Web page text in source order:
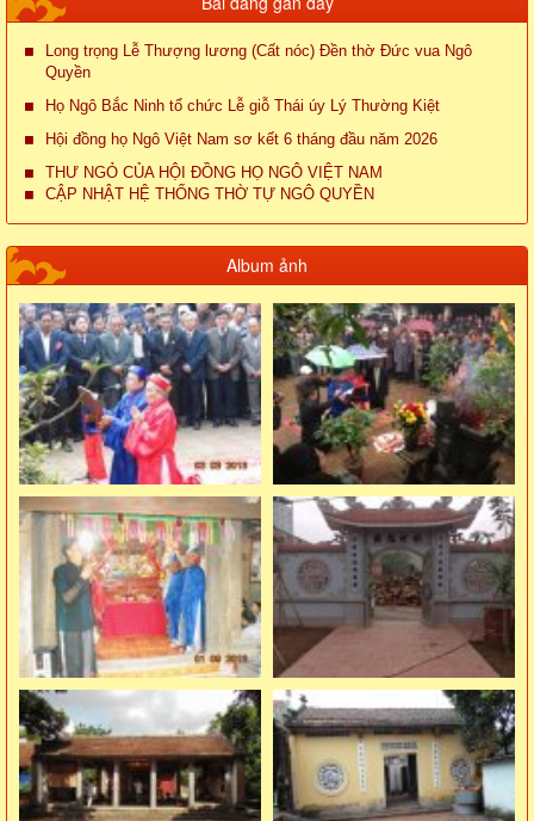
Long trọng Lễ Thượng lương (Cất nóc) Đền thờ Đức vua Ngô
Quyền
Họ Ngô Bắc Ninh tổ chức Lễ giỗ Thái úy Lý Thường Kiệt
Hội đồng họ Ngô Việt Nam sơ kết 6 tháng đầu năm 2026
THƯ NGỎ CỦA HỘI ĐỒNG HỌ NGÔ VIỆT NAM
CẬP NHẬT HỆ THỐNG THỜ TỰ NGÔ QUYỀN
Album ảnh